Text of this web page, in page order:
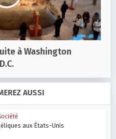
à Washington
D.C.
AUSSI
aux États-Unis